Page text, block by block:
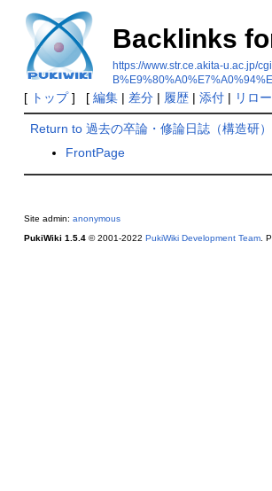
Backlinks
https://www.str.ce.akita-u.ac.jp/
[ トップ] [ 編集| 差分| 履歴| 添付| リロ
Return to 過去の卒論・修論日誌（構造研）
FrontPage
Site admin: anonymous
PukiWiki 1.5.4© 2001-2022 PukiWiki Development Team.